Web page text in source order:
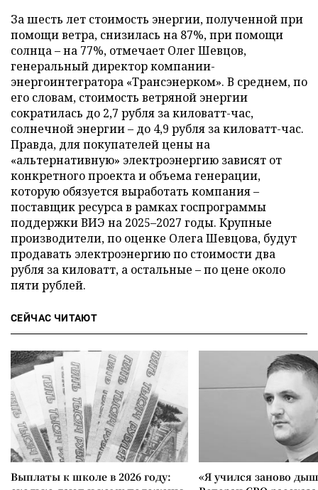
За шесть лет стоимость энергии, полученной при
помощи ветра, снизилась на 87%, при помощи
солнца – на 77%, отмечает Олег Шевцов,
генеральный директор компании-
энергоинтегратора «Трансэнерком». В среднем, по
его словам, стоимость ветряной энергии
сократилась до 2,7 рубля за киловатт-час,
солнечной энергии – до 4,9 рубля за киловатт-час.
Правда, для покупателей цены на
«альтернативную» электроэнергию зависят от
конкретного проекта и объема генерации,
которую обязуется выработать компания –
поставщик ресурса в рамках госпрограммы
поддержки ВИЭ на 2025–2027 годы. Крупные
производители, по оценке Олега Шевцова, будут
продавать электроэнергию по стоимости два
рубля за киловатт, а остальные – по цене около
пяти рублей.
СЕЙЧАС ЧИТАЮТ
Выплаты к школе в 2026 году:
«Я учился заново